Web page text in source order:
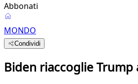
Abbonati
MONDO
Condividi
Biden riaccoglie Trump